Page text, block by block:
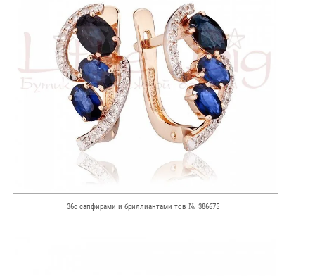
36с сапфирами и бриллиантами тов № 386675